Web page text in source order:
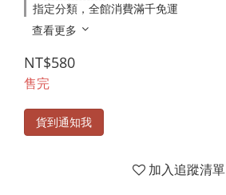
指定分類，全館消費滿千免運
查看更多
NT$580
售完
貨到通知我
加入追蹤清單